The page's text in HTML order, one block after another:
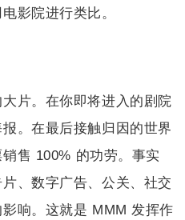
影院进行类比。
片。在你即将进入的剧院
。在最后接触归因的世界
售 100% 的功劳。事实
、数字广告、公关、社交
响。这就是 MMM 发挥作